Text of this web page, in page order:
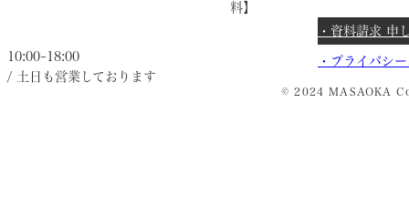
料】
10:00~18:00
/ 土日も営業しております
・資料請求 申
・ プライバシ
© 2024 MASAOKA